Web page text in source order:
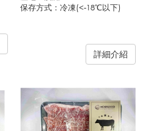
保存方式：冷凍(<-18℃以下)
詳細介紹